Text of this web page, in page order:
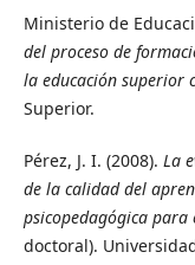
Ministerio de
del proceso de
la educación superior
Superior.
Pérez, J. I. (2008). La
de la calidad del
psicopedagógica
doctoral).